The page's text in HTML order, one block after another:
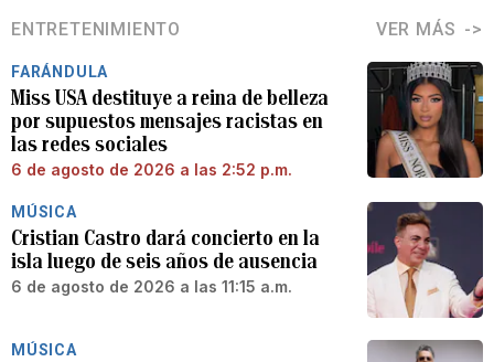
ENTRETENIMIENTO VER MÁS
FARÁNDULA
Miss USA destituye a reina de belleza
por supuestos mensajes racistas en
las redes sociales
6 de agosto de 2026 a las 2:52 p.m.
MÚSICA
Cristian Castro dará concierto en la
isla luego de seis años de ausencia
6 de agosto de 2026 a las 11:15 a.m.
MÚSICA